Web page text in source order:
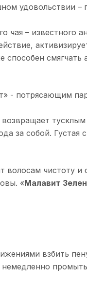
удовольствии
чая – известного
способен
- потрясающим
за собой.
волосам чистоту
«Малавит
взбить
немедленно